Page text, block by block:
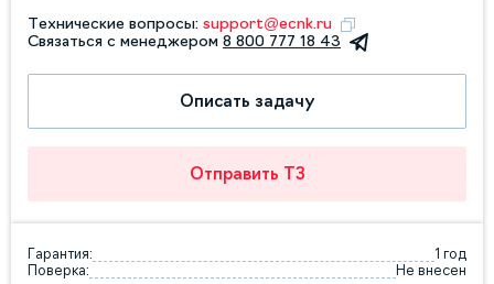
Технические вопросы: support@ecnk.ru
Связаться с менеджером 8 800 777 18 43
Описать задачу
Отправить ТЗ
Гарантия:
1 год
Поверка:
Не внесен